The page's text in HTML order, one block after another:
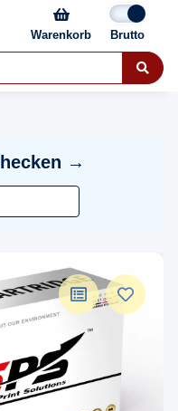
Warenkorb
→